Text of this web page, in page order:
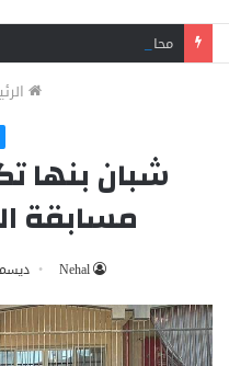
شبان بنها
مسابقة
Nehal ديسمبر 7,